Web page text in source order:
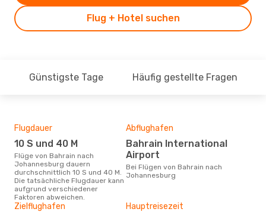
Flug + Hotel suchen
Günstigste Tage Häufig gestellte Fragen
Flugdauer
10 S und 40 M
Flüge von Bahrain nach
Johannesburg dauern
durchschnittlich 10 S und 40 M.
Die tatsächliche Flugdauer kann
aufgrund verschiedener
Faktoren abweichen.
Abflughafen
Bahrain International
Airport
Bei Flügen von Bahrain nach
Johannesburg
Zielflughafen Hauptreisezeit